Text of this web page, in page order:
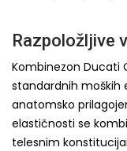
Razpoložljive
Kombinezon Ducati
standardnih moških
anatomsko
elastičnosti se
telesnim